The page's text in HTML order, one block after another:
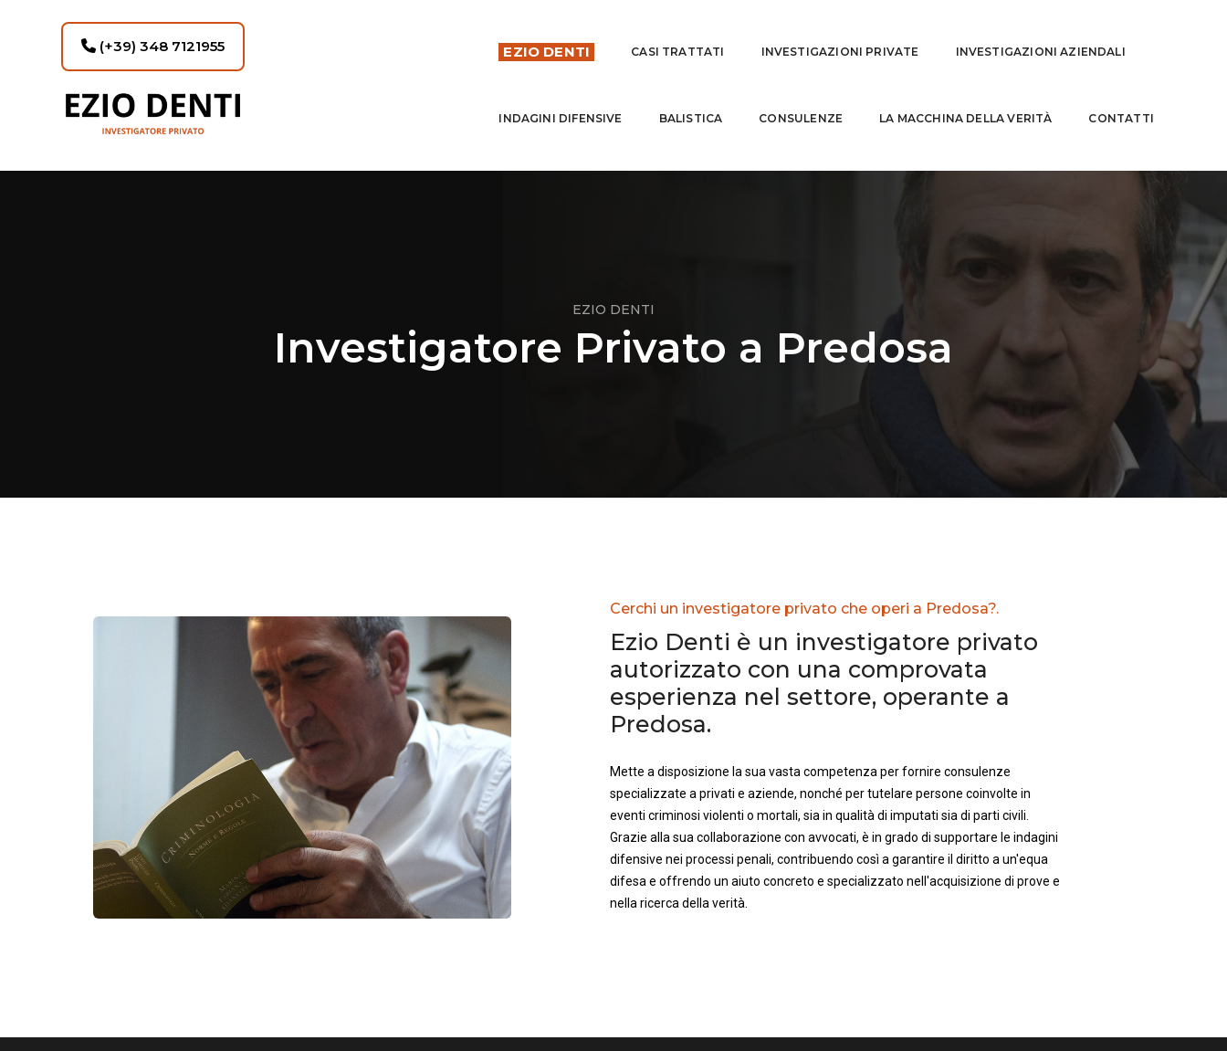
(+39) 348 7121955 EZIO DENTI CASI TRATTATI INVESTIGAZIONI PRIVATE INVESTIGAZIONI AZIENDALI
INDAGINI DIFENSIVE BALISTICA CONSULENZE LA MACCHINA DELLA VERITÀ CONTATTI
EZIO DENTI
Investigatore Privato a Predosa
Cerchi un investigatore privato che operi a Predosa?.
Ezio Denti è un investigatore privato
autorizzato con una comprovata
esperienza nel settore, operante a
Predosa.
Mette a disposizione la sua vasta competenza per fornire consulenze
specializzate a privati e aziende, nonché per tutelare persone coinvolte in
eventi criminosi violenti o mortali, sia in qualità di imputati sia di parti civili.
Grazie alla sua collaborazione con avvocati, è in grado di supportare le indagini
difensive nei processi penali, contribuendo così a garantire il diritto a un'equa
difesa e offrendo un aiuto concreto e specializzato nell'acquisizione di prove e
nella ricerca della verità.